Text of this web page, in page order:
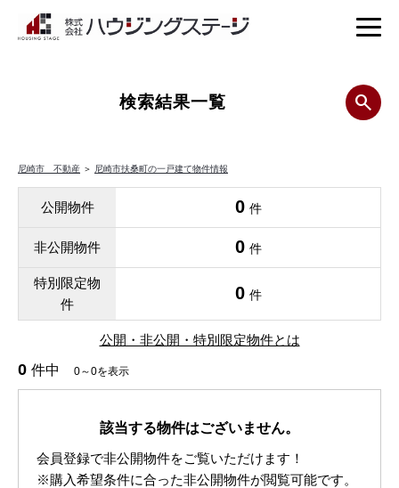
検索結果一覧
尼崎市 不動産 ＞ 尼崎市扶桑町の一戸建て物件情報
公開物件 0 件
非公開物件 0 件
特別限定物
件
0 件
公開・非公開・特別限定物件とは
0 件中 0～0を表示
該当する物件はございません。
会員登録で非公開物件をご覧いただけます！
※購入希望条件に合った非公開物件が閲覧可能です。